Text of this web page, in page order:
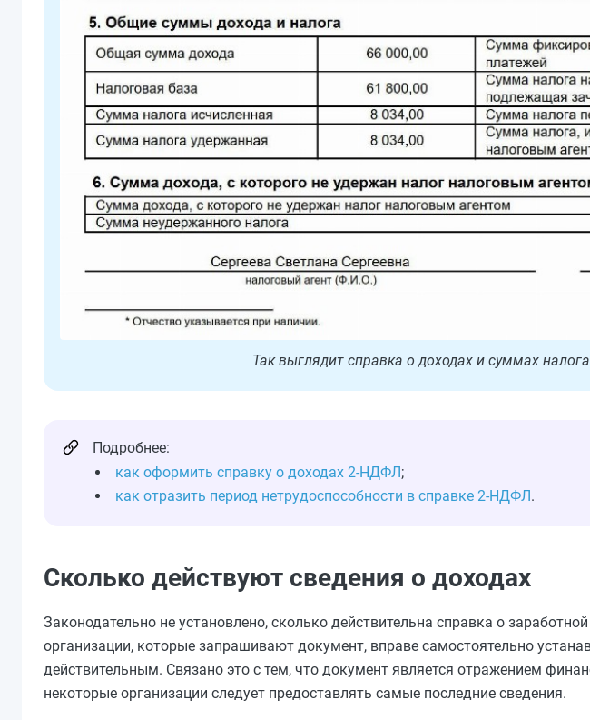
Так выглядит справка о доходах и суммах
Подробнее:
как оформить справку о доходах 2-НДФЛ;
как отразить период нетрудоспособности в справке 2-НДФЛ.
Сколько действуют сведения о доходах
Законодательно не установлено, сколько действительна справка о
организации, которые запрашивают документ, вправе самостоятельно
действительным. Связано это с тем, что документ является отражением
некоторые организации следует предоставлять самые последние сведения.